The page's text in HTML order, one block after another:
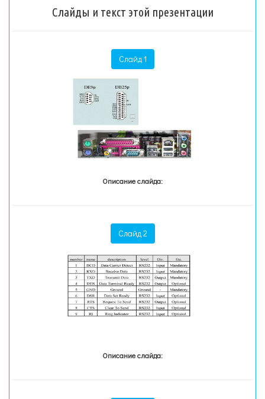
Слайды и текст этой презентации
Слайд 1
Описание слайда:
Слайд 2
Описание слайда: